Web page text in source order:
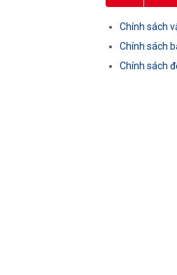
Chính sách
Chính sách
Chính sách